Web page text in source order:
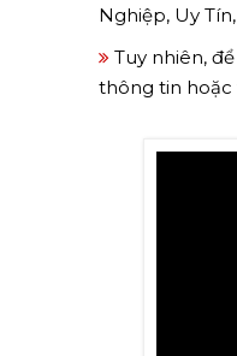
Nghiệp, Uy
Tuy nhiên,
thông tin hoặc